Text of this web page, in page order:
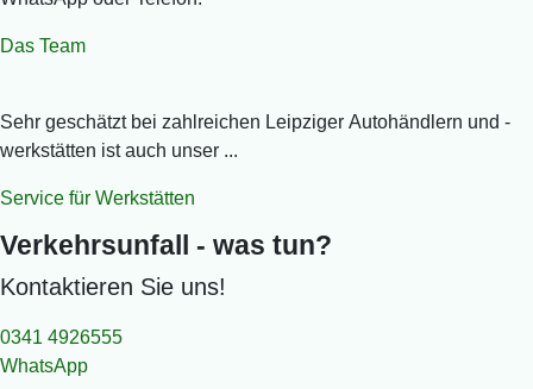
Das Team
Sehr geschätzt bei zahlreichen Leipziger Autohändlern und -
werkstätten ist auch unser ...
Service für Werkstätten
Verkehrsunfall - was tun?
Kontaktieren Sie uns!
0341 4926555
WhatsApp